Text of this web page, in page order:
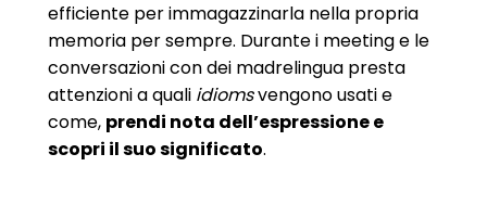
efficiente per immagazzinarla nella propria
memoria per sempre. Durante i meeting e le
conversazioni con dei madrelingua presta
attenzioni a quali idiomsvengono usati e
come, prendi nota dell’espressione e
scopri il suo significato.